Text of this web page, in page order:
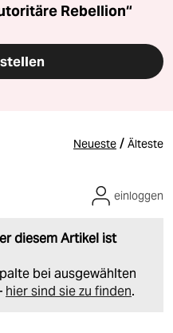
Rebellion“
Neueste / Älteste
diesem Artikel ist
bei ausgewählten
hier sind sie zu finden.
einloggen